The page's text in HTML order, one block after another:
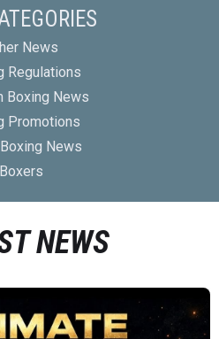
News
Regulations
Boxing News
Promotions
News
Boxers
NEWS